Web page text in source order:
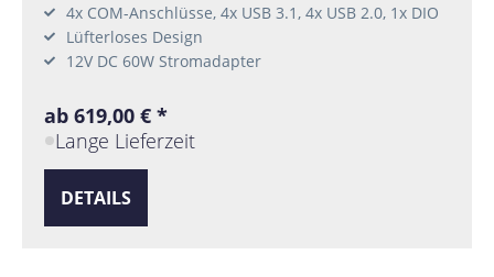
4x COM-Anschlüsse, 4x USB 3.1, 4x USB 2.0, 1x DIO
Lüfterloses Design
12V DC 60W Stromadapter
ab 619,00 € *
Lange Lieferzeit
DETAILS